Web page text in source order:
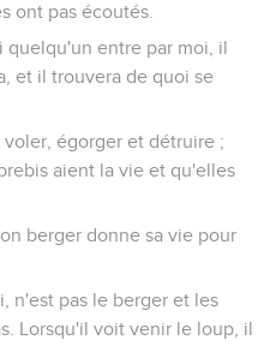
ont pas écoutés.
quelqu'un entre par moi, il
et il trouvera de quoi se
égorger et détruire ;
aient la vie et qu'elles
berger donne sa vie pour
n'est pas le berger et les
Lorsqu'il voit venir le loup, il